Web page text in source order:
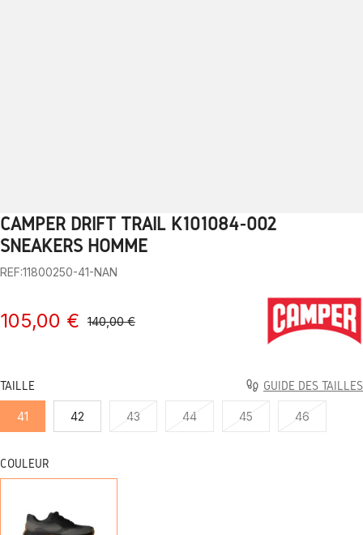
1 2 3 4 5 6 7 8
CAMPER DRIFT TRAIL K101084-002
SNEAKERS HOMME
REF:11800250-41-NAN
105,00 € 140,00 €
TAILLE GUIDE DES TAILLES
41 42 43 44 45 46
COULEUR